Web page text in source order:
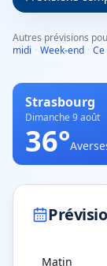
Autres prévisions
midi · Week-end ·
Strasbourg
Dimanche 9 août
36°
Matin